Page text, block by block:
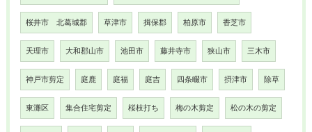
桜井市 北葛城郡 草津市 揖保郡 柏原市 香芝市
天理市 大和郡山市 池田市 藤井寺市 狭山市 三木市
神戸市剪定 庭鹿 庭福 庭吉 四条畷市 摂津市 除草
東灘区 集合住宅剪定 桜枝打ち 梅の木剪定 松の木の剪定